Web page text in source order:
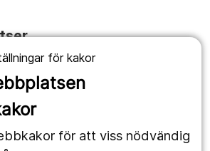
för kakor
för att viss nödvändig